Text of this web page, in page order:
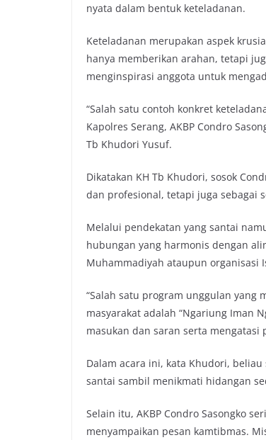
nyata dalam bentuk keteladanan.
Keteladanan merupakan aspek
hanya memberikan arahan, tetapi
menginspirasi anggota untuk
“Salah satu contoh konkret
Kapolres Serang, AKBP Condro
Tb Khudori Yusuf.
Dikatakan KH Tb Khudori, sosok
dan profesional, tetapi juga sebagai
Melalui pendekatan yang santai
hubungan yang harmonis dengan
Muhammadiyah ataupun organisasi
“Salah satu program unggulan yang
masyarakat adalah “Ngariung Iman
masukan dan saran serta mengatasi
Dalam acara ini, kata Khudori,
santai sambil menikmati hidangan
Selain itu, AKBP Condro Sasongko
menyampaikan pesan kamtibmas.